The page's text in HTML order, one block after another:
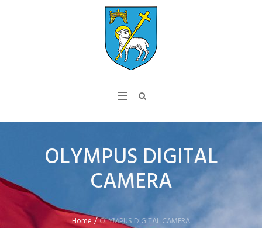
OLYMPUS DIGITAL
CAMERA
Home /OLYMPUS DIGITAL CAMERA